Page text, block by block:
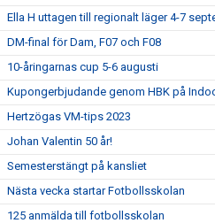
Ella H uttagen till regionalt läger 4-7
DM-final för Dam, F07 och F08
10-åringarnas cup 5-6 augusti
Kupongerbjudande genom HBK på
Hertzögas VM-tips 2023
Johan Valentin 50 år!
Semesterstängt på kansliet
Nästa vecka startar Fotbollsskolan
125 anmälda till fotbollsskolan